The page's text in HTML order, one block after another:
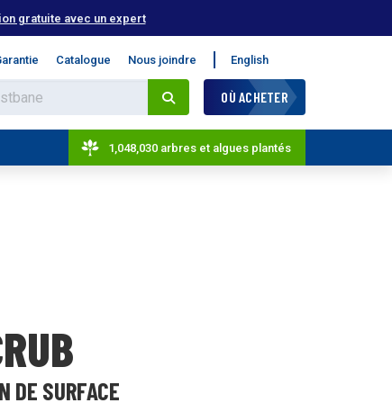
gratuite avec un expert
Catalogue Nous joindre English
OÙ ACHETER
1,048,030 arbres et algues plantés
DE SURFACE